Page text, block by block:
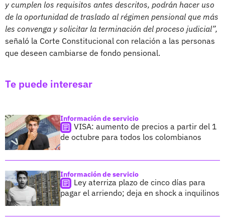
y cumplen los requisitos antes descritos, podrán hacer uso
de la oportunidad de traslado al régimen pensional que más
les convenga y solicitar la terminación del proceso judicial”,
señaló la Corte Constitucional con relación a las personas
que deseen cambiarse de fondo pensional.
Te puede interesar
Información de servicio
VISA: aumento de precios a partir del 1
de octubre para todos los colombianos
Información de servicio
Ley aterriza plazo de cinco días para
pagar el arriendo; deja en shock a inquilinos